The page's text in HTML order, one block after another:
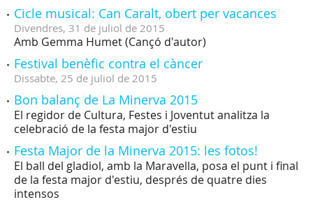
Cicle musical: Can Caralt, obert per vacances
Divendres, 31 de juliol de 2015
Amb Gemma Humet (Cançó d'autor)
Festival benèfic contra el càncer
Dissabte, 25 de juliol de 2015
Bon balanç de La Minerva 2015
El regidor de Cultura, Festes i Joventut analitza la
celebració de la festa major d'estiu
Festa Major de la Minerva 2015: les fotos!
El ball del gladiol, amb la Maravella, posa el punt i final
de la festa major d'estiu, després de quatre dies
intensos